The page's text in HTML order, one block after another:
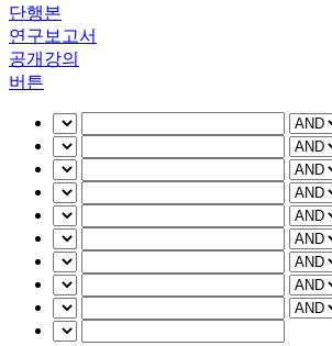
단행본
연구보고서
공개강의
버튼